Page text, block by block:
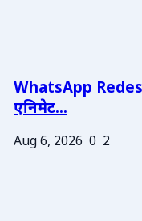
WhatsApp
एनिमेट...
Aug 6, 2026 0 2